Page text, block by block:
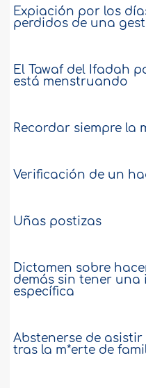
Expiación por los
perdidos de una
El Tawaf del Ifadah
está menstruando
Recordar siempre la
Verificación de un
Uñas postizas
Dictamen sobre
demás sin tener una
específica
Abstenerse de
tras la m*erte de